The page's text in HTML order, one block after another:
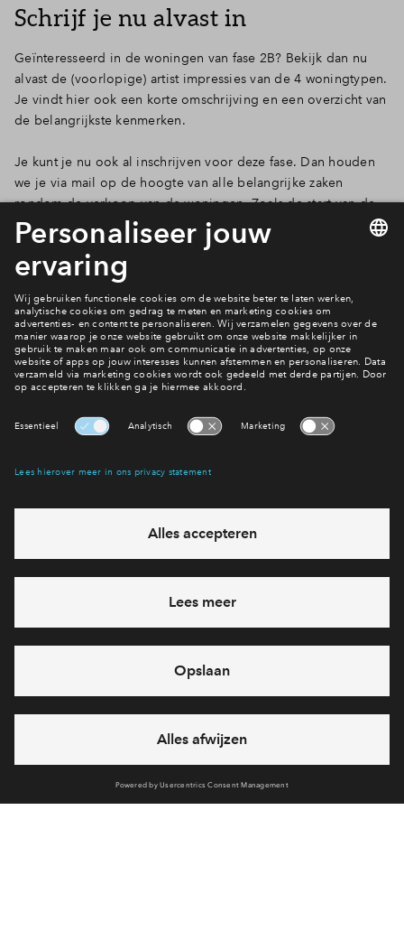
Schrijf je nu alvast in
Geïnteresseerd in de woningen van fase 2B? Bekijk dan nu
alvast de (voorlopige) artist impressies van de 4 woningtypen.
Je vindt hier ook een korte omschrijving en een overzicht van
de belangrijkste kenmerken.
Je kunt je nu ook al inschrijven voor deze fase. Dan houden
we je via mail op de hoogte van alle belangrijke zaken
rondom de verkoop van de woningen. Zoals de start van de
verkoop en de toewijzing van de woningen.
Bekijk de woningen en schrijf je alvast in
De bereikbaarheid van 't Zand
eventuele projecten
Ja, ik wil mij aanmelden
Heb je een vraag en wil je direct antwoord? Bel ons op088
712 26 49
6 dagen per week beschikbaar (behalve tijdens
feestdagen)
vandaag van 09:00 - 18:00 uur